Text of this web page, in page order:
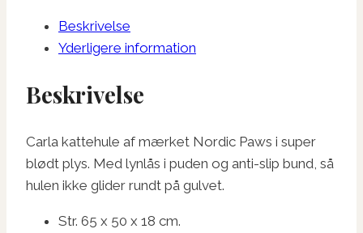
Beskrivelse
Yderligere information
Beskrivelse
Carla kattehule af mærket Nordic Paws i super
blødt plys. Med lynlås i puden og anti-slip bund, så
hulen ikke glider rundt på gulvet.
Str. 65 x 50 x 18 cm.